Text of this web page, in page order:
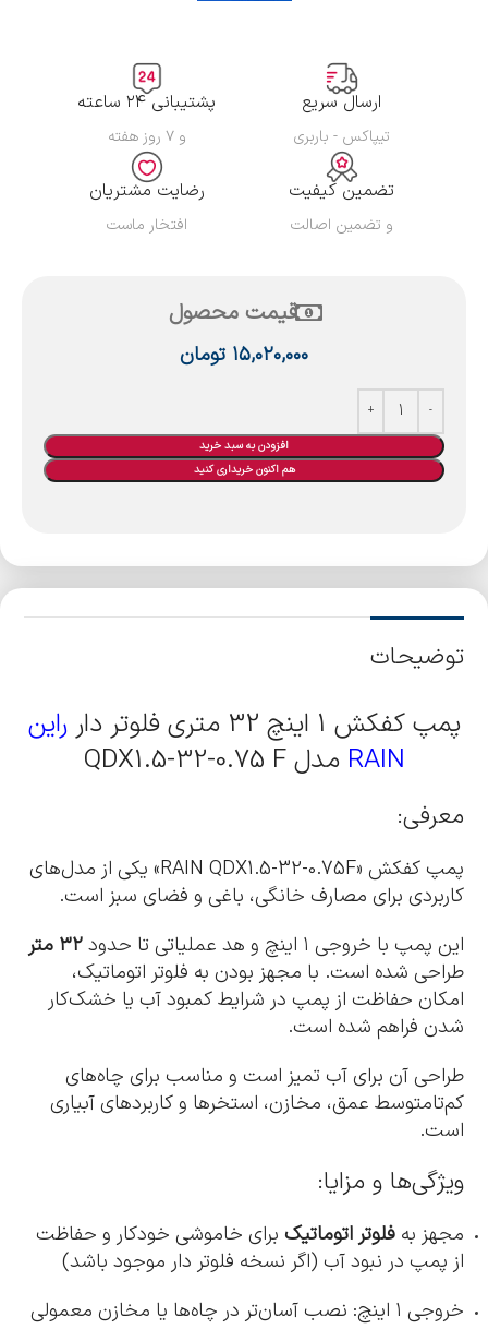
ارسال سریع
تیپاکس - باربری
پشتیبانی ۲۴ ساعته
و ۷ روز هفته
تضمین کیفیت
و تضمین اصالت
رضایت مشتریان
افتخار ماست
قیمت محصول
۱۵,۰۲۰,۰۰۰ تومان
افزودن به سبد خرید
هم اکنون خریداری کنید
توضیحات
پمپ کفکش 1 اینچ 32 متری فلوتر دار
راین
RAIN مدل QDX1.5-32-0.75 F
معرفی:
پمپ کفکش «RAIN QDX1.5-32-0.75F» یکی از مدل‌های
کاربردی برای مصارف خانگی، باغی و فضای سبز است.
این پمپ با خروجی ۱ اینچ و هد عملیاتی تا حدود
۳۲ متر
طراحی شده است. با مجهز بودن به فلوتر اتوماتیک،
امکان حفاظت از پمپ در شرایط کمبود آب یا خشک‌کار
شدن فراهم شده است.
طراحی آن برای آب تمیز است و مناسب برای چاه‌های
کم‌تا‌متوسط عمق، مخازن، استخرها و کاربردهای آبیاری
است.
ویژگی‌ها و مزایا:
مجهز به فلوتر اتوماتیک برای خاموشی خودکار و حفاظت
از پمپ در نبود آب (اگر نسخه فلوتر دار موجود باشد)
خروجی ۱ اینچ: نصب آسان‌تر در چاه‌ها یا مخازن معمولی